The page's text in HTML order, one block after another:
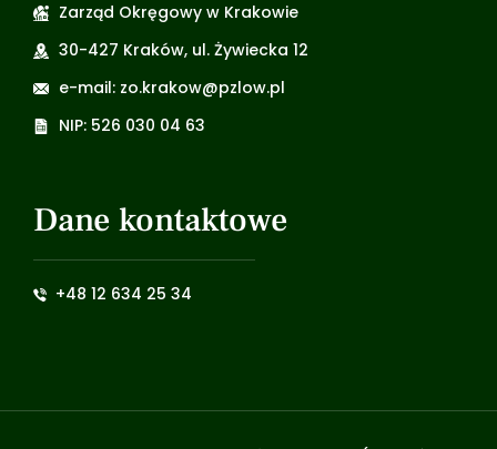
Zarząd Okręgowy w Krakowie
30-427 Kraków, ul. Żywiecka 12
e-mail: zo.krakow@pzlow.pl
NIP: 526 030 04 63
Dane kontaktowe
+48 12 634 25 34